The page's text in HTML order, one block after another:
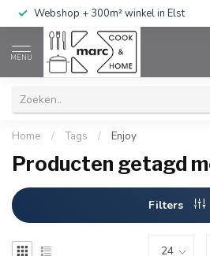
Webshop + 300m² winkel in Elst
MENU
Home / Tags / Enjoy
Producten getagd
Filters